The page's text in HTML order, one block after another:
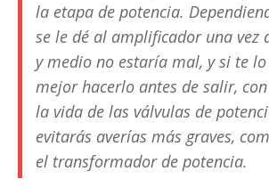
la etapa de potencia.
se le dé al amplificador una vez
y medio no estaría mal, y si te
mejor hacerlo antes de salir,
la vida de las válvulas de
evitarás averías más graves,
el transformador de potencia.